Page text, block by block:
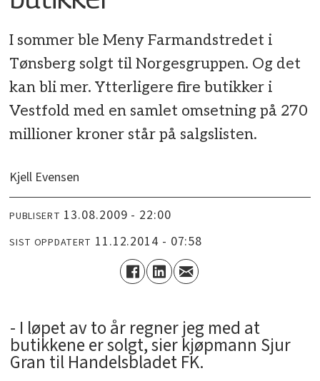
I sommer ble Meny Farmandstredet i
Tønsberg solgt til Norgesgruppen. Og det
kan bli mer. Ytterligere fire butikker i
Vestfold med en samlet omsetning på 270
millioner kroner står på salgslisten.
Kjell Evensen
PUBLISERT 13.08.2009 - 22:00
SIST OPPDATERT 11.12.2014 - 07:58
- I løpet av to år regner jeg med at
butikkene er solgt, sier kjøpmann Sjur
Gran til Handelsbladet FK.